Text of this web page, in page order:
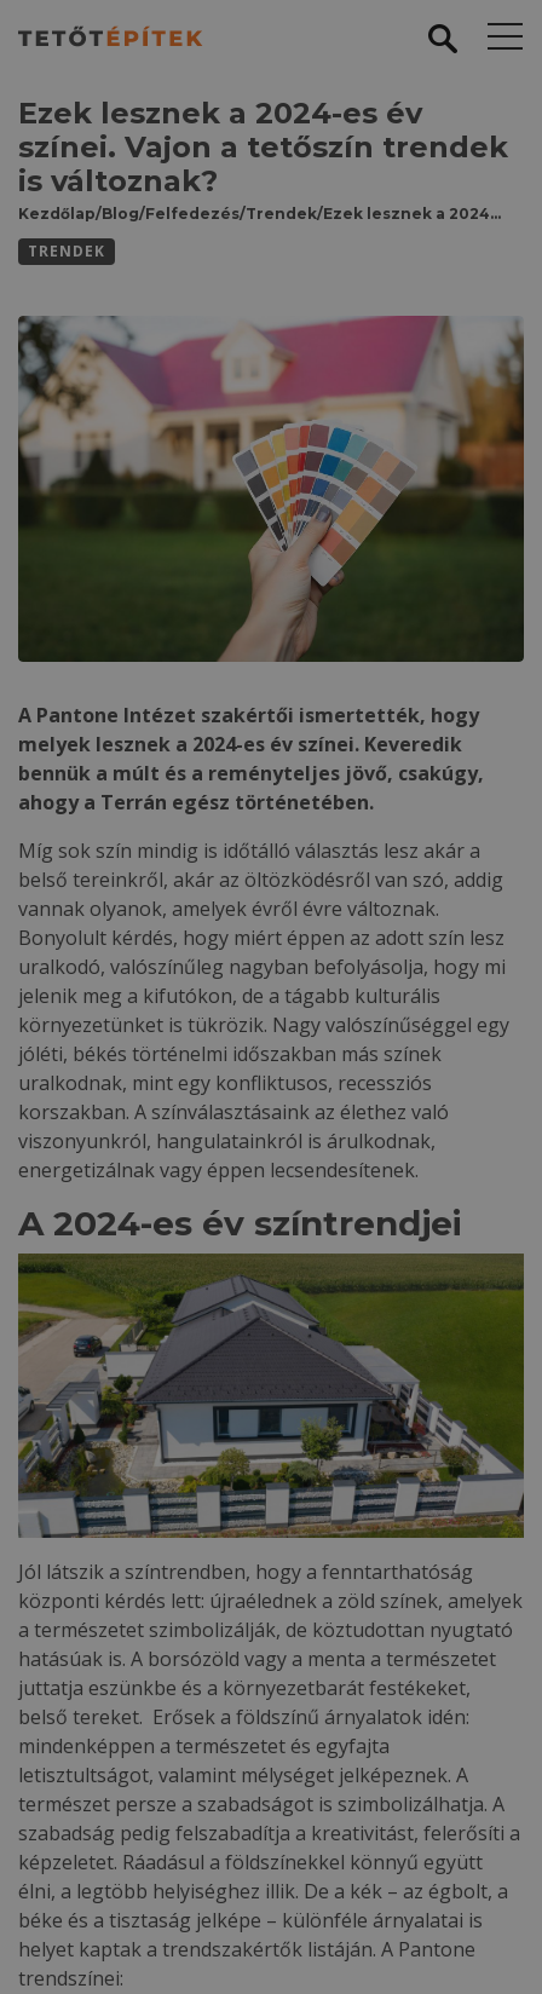
Ezek lesznek a 2024-es év
színei. Vajon a tetőszín trendek
is változnak?
Kezdőlap/Blog/Felfedezés/Trendek/ Ezek lesznek a 2024-es év színei. Vajon a tetőszín trendek is változnak?
TRENDEK
A Pantone Intézet szakértői ismertették, hogy
melyek lesznek a 2024-es év színei. Keveredik
bennük a múlt és a reményteljes jövő, csakúgy,
ahogy a Terrán egész történetében.
Míg sok szín mindig is időtálló választás lesz akár a
belső tereinkről, akár az öltözködésről van szó, addig
vannak olyanok, amelyek évről évre változnak.
Bonyolult kérdés, hogy miért éppen az adott szín lesz
uralkodó, valószínűleg nagyban befolyásolja, hogy mi
jelenik meg a kifutókon, de a tágabb kulturális
környezetünket is tükrözik. Nagy valószínűséggel egy
jóléti, békés történelmi időszakban más színek
uralkodnak, mint egy konfliktusos, recessziós
korszakban. A színválasztásaink az élethez való
viszonyunkról, hangulatainkról is árulkodnak,
energetizálnak vagy éppen lecsendesítenek.
A 2024-es év színtrendjei
Jól látszik a színtrendben, hogy a fenntarthatóság
központi kérdés lett: újraélednek a zöld színek, amelyek
a természetet szimbolizálják, de köztudottan nyugtató
hatásúak is. A borsózöld vagy a menta a természetet
juttatja eszünkbe és a környezetbarát festékeket,
belső tereket. Erősek a földszínű árnyalatok idén:
mindenképpen a természetet és egyfajta
letisztultságot, valamint mélységet jelképeznek. A
természet persze a szabadságot is szimbolizálhatja. A
szabadság pedig felszabadítja a kreativitást, felerősíti a
képzeletet. Ráadásul a földszínekkel könnyű együtt
élni, a legtöbb helyiséghez illik. De a kék – az égbolt, a
béke és a tisztaság jelképe – különféle árnyalatai is
helyet kaptak a trendszakértők listáján. A Pantone
trendszínei: